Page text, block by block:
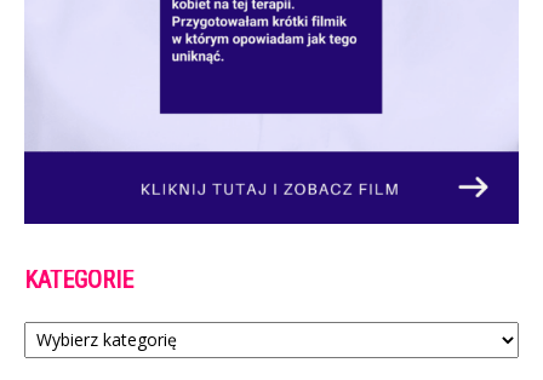
KATEGORIE
Kategorie